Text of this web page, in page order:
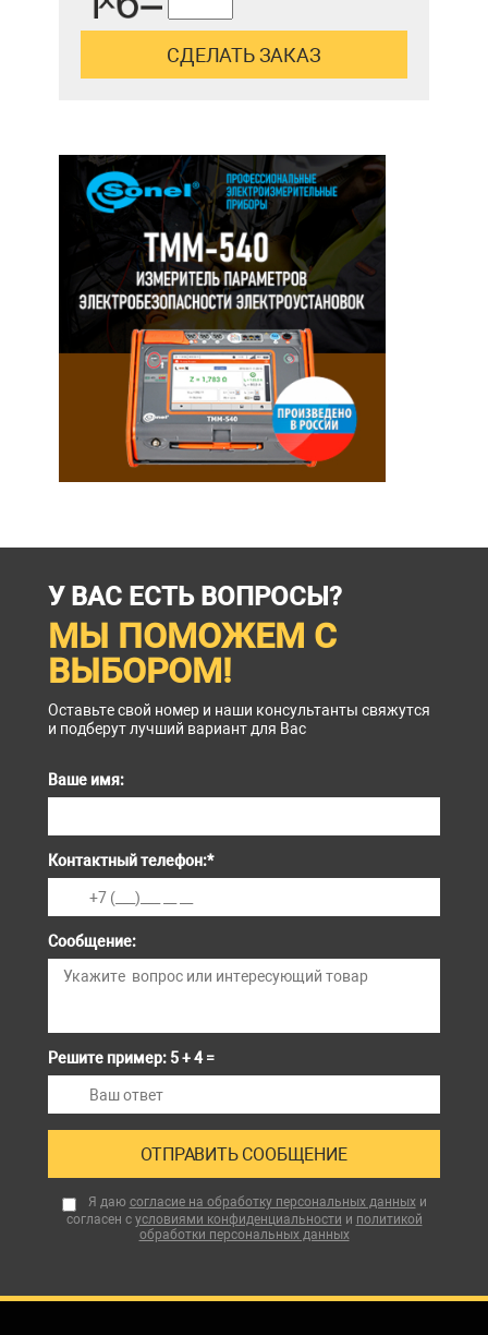
У ВАС ЕСТЬ ВОПРОСЫ?
МЫ ПОМОЖЕМ С
ВЫБОРОМ!
Оставьте свой номер и наши консультанты свяжутся
и подберут лучший вариант для Вас
Ваше имя:
Контактный телефон:*
Сообщение:
Решите пример: 5 + 4 =
Я даю согласие на обработку персональных данныхи
согласен с условиями конфиденциальности и политикой
обработки персональных данных